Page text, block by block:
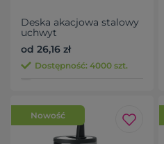
Deska akacjowa stalowy
uchwyt
od 26,16 zł
Dostępność: 4000 szt.
Nowość